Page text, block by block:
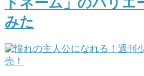
みた